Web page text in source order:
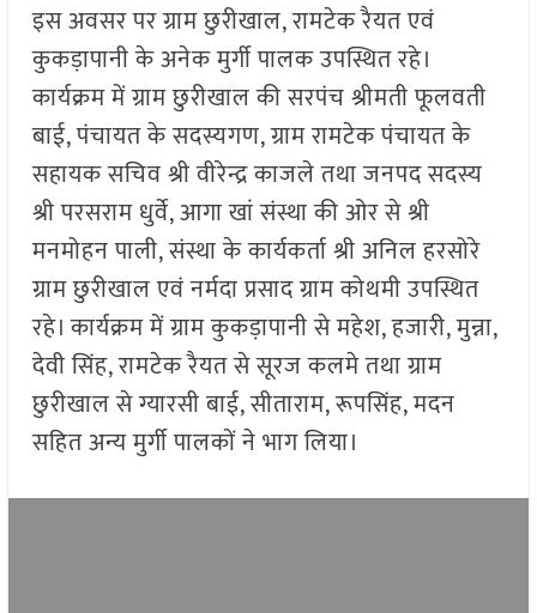
इस अवसर पर ग्राम छुरीखाल, रामटेक रैयत एवं
कुकड़ापानी के अनेक मुर्गी पालक उपस्थित रहे।
कार्यक्रम में ग्राम छुरीखाल की सरपंच श्रीमती फूलवती
बाई, पंचायत के सदस्यगण, ग्राम रामटेक पंचायत के
सहायक सचिव श्री वीरेन्द्र काजले तथा जनपद सदस्य
श्री परसराम धुर्वे, आगा खां संस्था की ओर से श्री
मनमोहन पाली, संस्था के कार्यकर्ता श्री अनिल हरसोरे
ग्राम छुरीखाल एवं नर्मदा प्रसाद ग्राम कोथमी उपस्थित
रहे। कार्यक्रम में ग्राम कुकड़ापानी से महेश, हजारी, मुन्ना,
देवी सिंह, रामटेक रैयत से सूरज कलमे तथा ग्राम
छुरीखाल से ग्यारसी बाई, सीताराम, रूपसिंह, मदन
सहित अन्य मुर्गी पालकों ने भाग लिया।